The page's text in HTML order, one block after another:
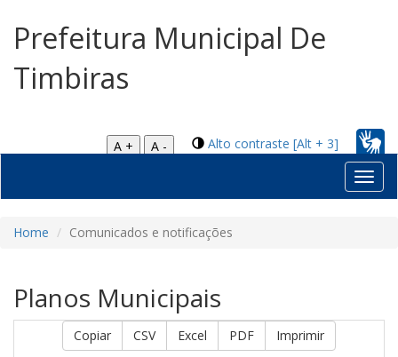
Prefeitura Municipal De
Timbiras
Alto contraste [Alt + 3]
A +
A -
Home Comunicados e notificações
Planos Municipais
Copiar CSV Excel PDF Imprimir